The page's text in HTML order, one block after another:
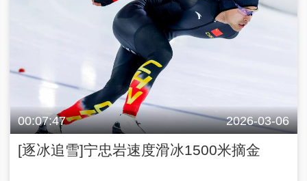
00:07:47 2026-03-06
[逐冰追雪]宁忠岩速度滑冰1500米摘金